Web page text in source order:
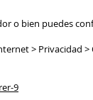
o bien puedes
> Privacidad >
9